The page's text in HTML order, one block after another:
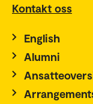
Kontakt oss
English
Alumni